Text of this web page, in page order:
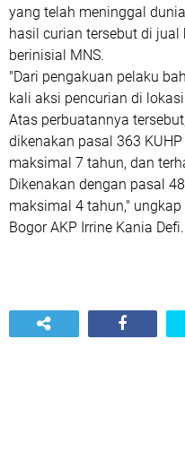
yang telah meninggal
hasil curian tersebut di jual
berinisial MNS.
"Dari pengakuan pelaku
kali aksi pencurian di
Atas perbuatannya
dikenakan pasal 363
maksimal 7 tahun, dan
Dikenakan dengan pasal
maksimal 4 tahun,"
Bogor AKP Irrine Kania